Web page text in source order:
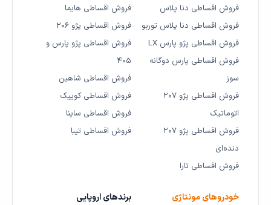
فروش اقساطی دنا پلاس
فروش اقساطی دنا پلاس توربو
فروش اقساطی پژو پارس LX
فروش اقساطی پارس دوگانه
سوز
فروش اقساطی پژو ۲۰۷
اتوماتیک
فروش اقساطی پژو ۲۰۷
دنده‌ای
فروش اقساطی تارا
فروش اقساطی هایما
فروش اقساطی پژو ۲۰۶
فروش اقساطی پژو پارس و
۴۰۵
فروش اقساطی شاهین
فروش اقساطی کوییک
فروش اقساطی ساینا
فروش اقساطی تیبا
خودروهای مونتاژی برندهای اروپایی